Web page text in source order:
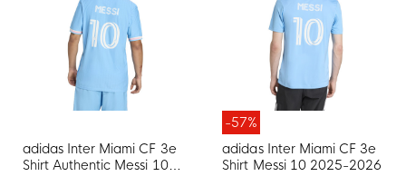
adidas Inter Miami CF 3e
Shirt Authentic Messi 10
-57%
adidas Inter Miami CF 3e
Shirt Messi 10 2025-2026